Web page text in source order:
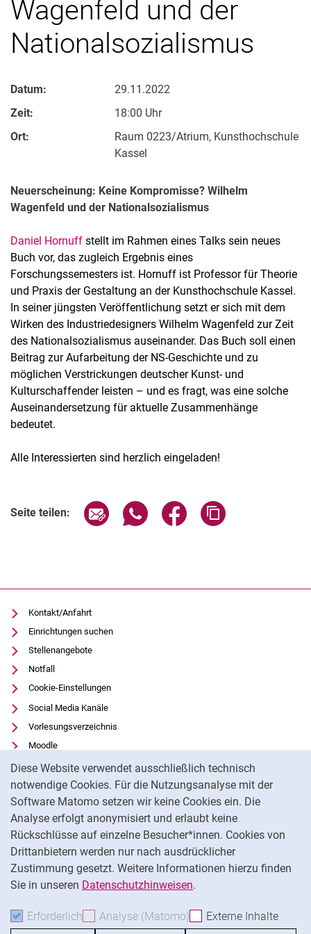
Diese Website verwendet ausschließlich technisch
notwendige Cookies. Für die Nutzungsanalyse mit der
Software Matomo setzen wir keine Cookies ein. Die
Analyse erfolgt anonymisiert und erlaubt keine
Rückschlüsse auf einzelne Besucher*innen. Cookies von
Drittanbietern werden nur nach ausdrücklicher
Zustimmung gesetzt. Weitere Informationen hierzu finden
Sie in unseren Datenschutzhinweisen.
Erforderlich Erforderliche Cookies akzeptieren
Analyse (Matomo) Analyse-Cookies
Externe Inhalte
Wagenfeld und der
Nationalsozialismus
Datum:
29.11.2022
Zeit:
18:00 Uhr
Ort:
Raum 0223/Atrium, Kunsthochschule
Kassel
Neuerscheinung: Keine Kompromisse? Wilhelm
Wagenfeld und der Nationalsozialismus
Daniel Hornuff stellt im Rahmen eines Talks sein neues
Buch vor, das zugleich Ergebnis eines
Forschungssemesters ist. Hornuff ist Professor für Theorie
und Praxis der Gestaltung an der Kunsthochschule Kassel.
In seiner jüngsten Veröffentlichung setzt er sich mit dem
Wirken des Industriedesigners Wilhelm Wagenfeld zur Zeit
des Nationalsozialismus auseinander. Das Buch soll einen
Beitrag zur Aufarbeitung der NS-Geschichte und zu
möglichen Verstrickungen deutscher Kunst- und
Kulturschaffender leisten – und es fragt, was eine solche
Auseinandersetzung für aktuelle Zusammenhänge
bedeutet.
Alle Interessierten sind herzlich eingeladen!
Seite teilen: Seite über E-Mail teilen
Seite über WhatsApp teilen
Seite über Facebook
Kontakt/Anfahrt
Einrichtungen suchen
Stellenangebote
Notfall
Cookie-Einstellungen
Social Media Kanäle
Vorlesungsverzeichnis
Moodle
Panopto
Universitätsbibliothek
Datenschutz
Barrierefreiheit
Transparenter KI-Einsatz